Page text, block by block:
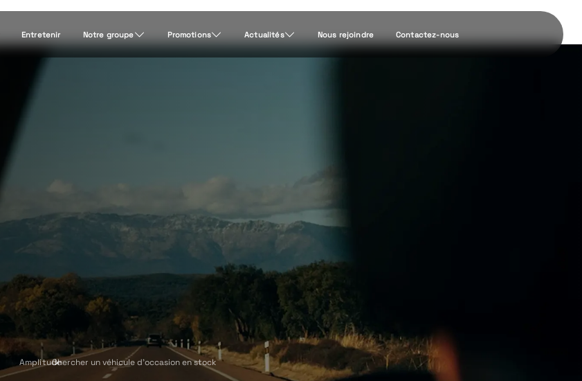
Entretenir Notre groupe Promotions Actualités Nous rejoindre Contactez-nous
Amplitude
›
Chercher un véhicule d'occasion en stock